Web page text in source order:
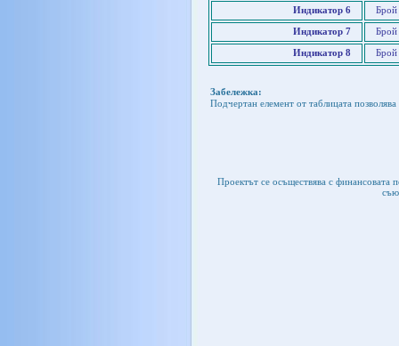
Индикатор 6 Брой
Индикатор 7 Брой
Индикатор 8 Брой
Забележка:
Подчертан елемент от таблицата
Проектът се осъществява с финансовата